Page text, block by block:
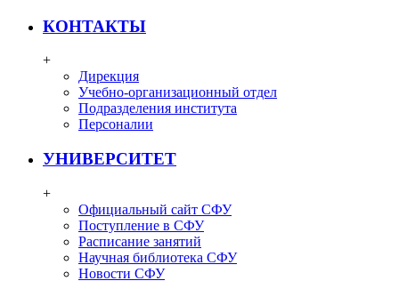
КОНТАКТЫ
+
Дирекция
Учебно-организационный отдел
Подразделения института
Персоналии
УНИВЕРСИТЕТ
+
Официальный сайт СФУ
Поступление в СФУ
Расписание занятий
Научная библиотека СФУ
Новости СФУ